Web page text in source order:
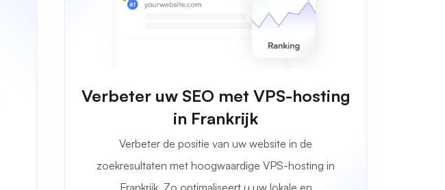
Verbeter uw SEO met VPS-hosting
in Frankrijk
Verbeter de positie van uw website in de
zoekresultaten met hoogwaardige VPS-hosting in